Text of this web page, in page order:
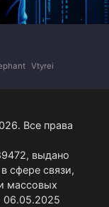
Vtyrei
Все права
выдано
сфере связи,
массовых
06.05.2025